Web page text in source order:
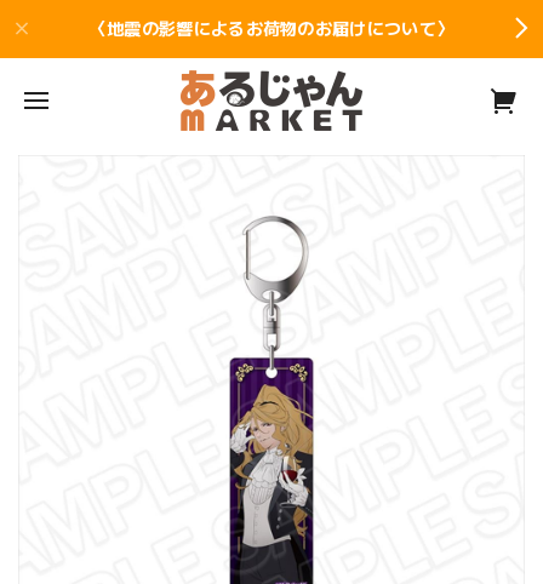
〈地震の影響によるお荷物のお届けについて〉